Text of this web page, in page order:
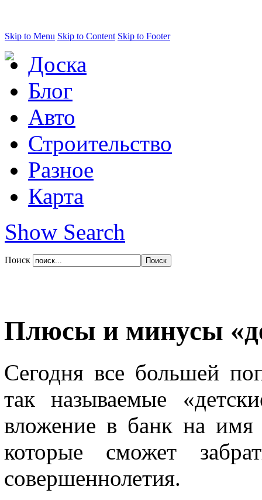
Skip to Menu Skip to Content Skip to Footer
Доска
Блог
Авто
Строительство
Разное
Карта
Show Search
Поиск
Плюсы и минусы
Сегодня все большей
так называемые
вложение в банк на имя
которые сможет
совершеннолетия.